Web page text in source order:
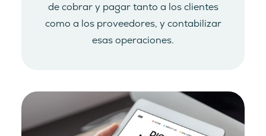
de cobrar y pagar tanto a los clientes
como a los proveedores, y contabilizar
esas operaciones.